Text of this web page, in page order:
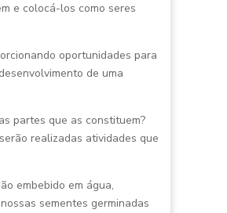
e colocá-los como seres
oportunidades para
de uma
partes que as constituem?
realizadas atividades que
embebido em água,
sementes germinadas